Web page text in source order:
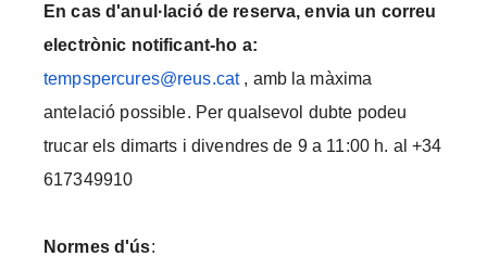
En cas d'anul·lació de reserva, envia un correu
electrònic notificant-ho a:
tempspercures@reus.cat, amb la màxima
antelació possible. Per qualsevol dubte podeu
trucar els dimarts i divendres de 9 a 11:00 h. al +34
617349910
Normes d'ús: